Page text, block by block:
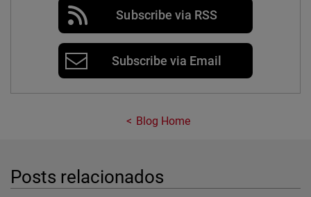
Subscribe via RSS
Subscribe via Email
Blog Home
Posts relacionados